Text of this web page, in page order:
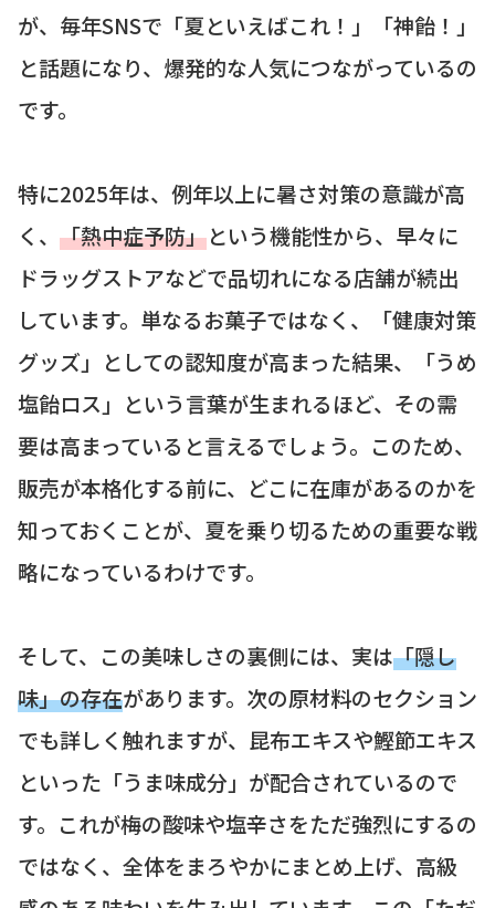
が、毎年SNSで「夏といえばこれ！」「神飴！」
と話題になり、爆発的な人気につながっているの
です。
特に2025年は、例年以上に暑さ対策の意識が高
く、 「熱中症予防」という機能性から、早々に
ドラッグストアなどで品切れになる店舗が続出
しています。単なるお菓子ではなく、「健康対策
グッズ」としての認知度が高まった結果、「うめ
塩飴ロス」という言葉が生まれるほど、その需
要は高まっていると言えるでしょう。このため、
販売が本格化する前に、どこに在庫があるのかを
知っておくことが、夏を乗り切るための重要な戦
略になっているわけです。
そして、この美味しさの裏側には、実は「隠し
味」の存在があります。次の原材料のセクション
でも詳しく触れますが、昆布エキスや鰹節エキス
といった「うま味成分」が配合されているので
す。これが梅の酸味や塩辛さをただ強烈にするの
ではなく、全体をまろやかにまとめ上げ、高級